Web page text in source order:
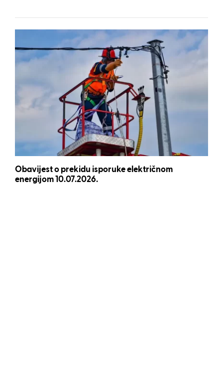
Obavijest o prekidu isporuke električnom
energijom 10.07.2026.